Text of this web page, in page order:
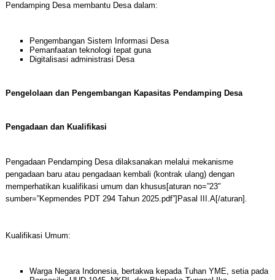
Pendamping Desa membantu Desa dalam:
Pengembangan Sistem Informasi Desa
Pemanfaatan teknologi tepat guna
Digitalisasi administrasi Desa
Pengelolaan dan Pengembangan Kapasitas Pendamping Desa
Pengadaan dan Kualifikasi
Pengadaan Pendamping Desa dilaksanakan melalui mekanisme
pengadaan baru atau pengadaan kembali (kontrak ulang) dengan
memperhatikan kualifikasi umum dan khusus[aturan no=”23″
sumber=”Kepmendes PDT 294 Tahun 2025.pdf”]Pasal III.A[/aturan].
Kualifikasi Umum:
Warga Negara Indonesia, bertakwa kepada Tuhan YME, setia pada